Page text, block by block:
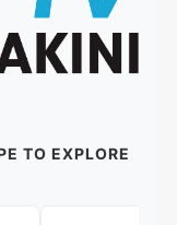
TO EXPLORE